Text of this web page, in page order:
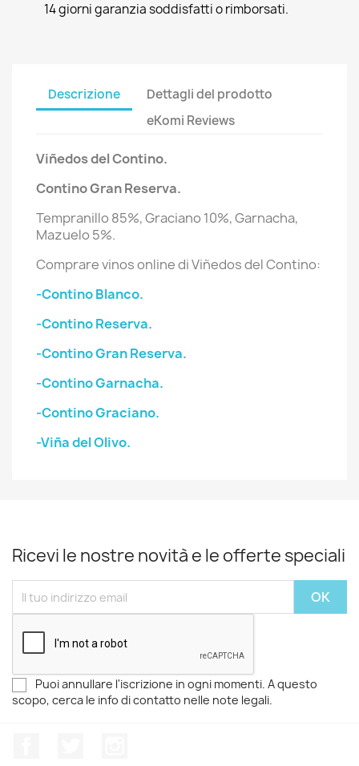
14 giorni garanzia soddisfatti o rimborsati.
Descrizione
Dettagli del prodotto
eKomi Reviews
Viñedos del Contino.
Contino Gran Reserva.
Tempranillo 85%, Graciano 10%, Garnacha,
Mazuelo 5%.
Comprare vinos online di Viñedos del Contino:
-Contino Blanco.
-Contino Reserva.
-Contino Gran Reserva.
-Contino Garnacha.
-Contino Graciano.
-Viña del Olivo.
Ricevi le nostre novità e le offerte speciali
Puoi annullare l'iscrizione in ogni momenti. A questo
scopo, cerca le info di contatto nelle note legali.